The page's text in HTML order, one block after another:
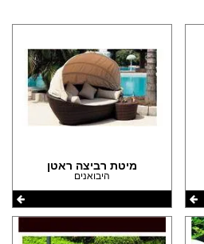
מיטת רביצה ראטן
היבואנים